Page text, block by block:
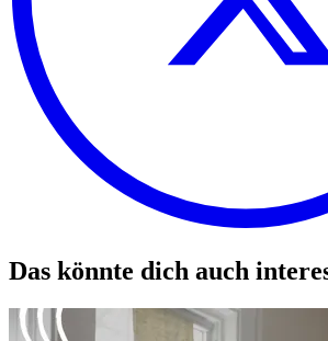
Das könnte dich auch